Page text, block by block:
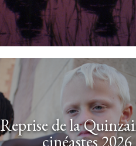
Reprise de la
cinéastes 2026